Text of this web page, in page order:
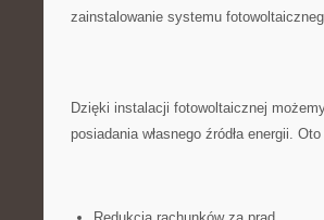
zainstalowanie​ systemu
Dzięki instalacji fotowoltaicznej
posiadania⁣ własnego źródła‌ energii.